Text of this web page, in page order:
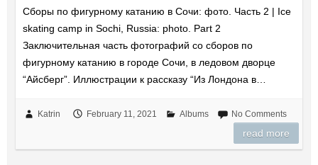
Сборы по фигурному катанию в Сочи: фото. Часть 2 | Ice
skating camp in Sochi, Russia: photo. Part 2
Заключительная часть фотографий со сборов по
фигурному катанию в городе Сочи, в ледовом дворце
“Айсберг”. Иллюстрации к рассказу “Из Лондона в…
Katrin February 11, 2021 Albums No Comments
read more